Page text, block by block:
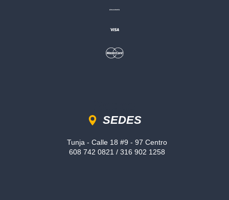
SEDES
Tunja - Calle 18 #9 - 97 Centro
608 742 0821 / 316 902 1258